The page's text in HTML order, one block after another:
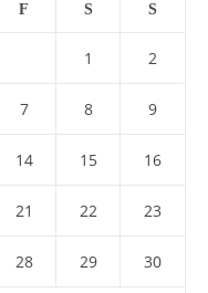
F S S
1 2
7 8 9
14 15 16
21 22 23
28 29 30